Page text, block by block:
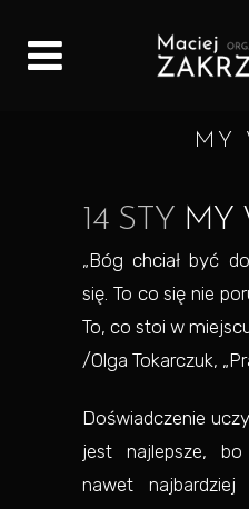
MY
14 STY MY
„Bóg chciał być
się. To co się nie
To, co stoi w
/Olga Tokarczuk,
Doświadczenie
jest najlepsze, bo
nawet